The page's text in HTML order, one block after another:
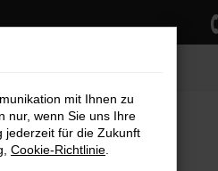
mit Ihnen zu
nur, wenn Sie uns Ihre
jederzeit für die Zukunft
Cookie-Richtlinie